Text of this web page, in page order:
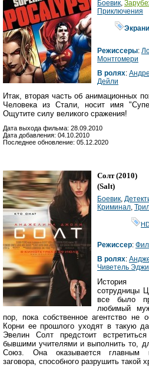
Боевик,
Приключения
Режиссеры:
Монтгомери
В ролях:
Дейли
Итак, вторая часть об анимационных
Человека из Стали, носит имя
Ощутите силу великого сражения!
Дата выхода фильма: 28.09.2010
Дата добавления: 04.10.2010
Последнее обновление: 05.12.2020
Солт(2010)
(Salt)
Боевик,
Криминал,
Режиссер:
В ролях:
Чиветель
История
сотрудницы
все было
любимый
пор, пока собственное агентство не
Корни ее прошлого уходят в такую
Эвелин Солт предстоит
бывшими учителями и выполнить то,
Союз. Она оказывается главным
заговора, способного разрушить такой